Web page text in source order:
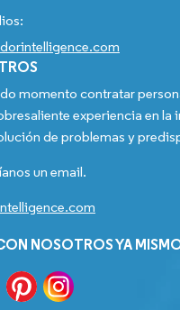
momento contratar
experiencia en la
de problemas y
un email.
NOSOTROS YA